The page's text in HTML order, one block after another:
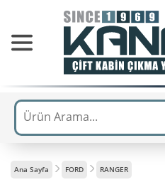
Ana Sayfa FORD RANGER